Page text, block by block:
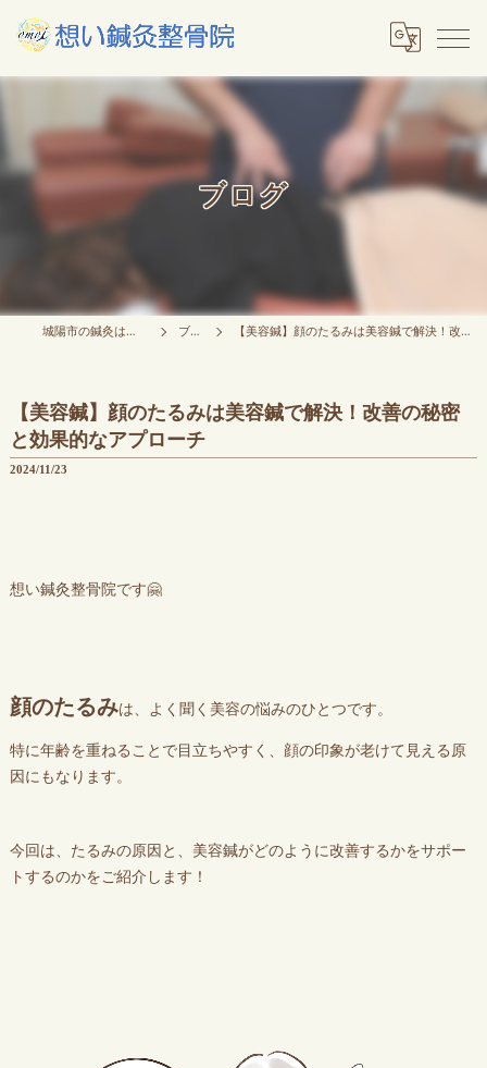
ブログ
城陽市の鍼灸は想い鍼灸整骨院 ブログ 【美容鍼】顔のたるみは美容鍼で解決！改善の秘密と効果的なアプローチ
【美容鍼】顔のたるみは美容鍼で解決！改善の秘密
と効果的なアプローチ
2024/11/23
想い鍼灸整骨院です🤗
顔のたるみは、よく聞く美容の悩みのひとつです。
特に年齢を重ねることで目立ちやすく、顔の印象が老けて見える原
因にもなります。
今回は、たるみの原因と、美容鍼がどのように改善するかをサポー
トするのかをご紹介します！